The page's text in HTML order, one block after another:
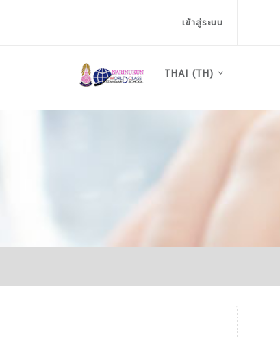
เข้าสู่ระบบ
THAI ‎(TH)‎